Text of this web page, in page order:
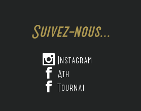
Suivez-nous...
 Instagram
 Ath
 Tournai